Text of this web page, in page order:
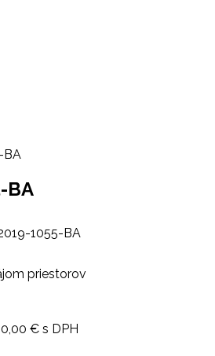
BA
BA
1055-BA
priestorov
€ s DPH